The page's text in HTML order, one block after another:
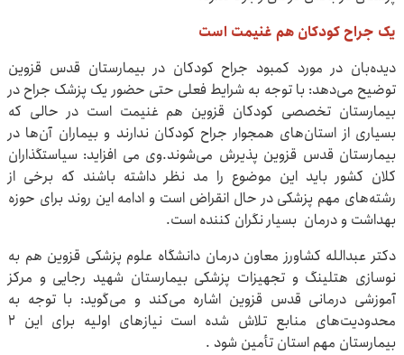
یک جراح کودکان هم غنیمت است
دیده‌بان در مورد کمبود جراح کودکان در بیمارستان قدس قزوین
توضیح می‌دهد: با توجه به شرایط فعلی حتی حضور یک پزشک جراح در
بیمارستان تخصصی کودکان قزوین هم غنیمت است در حالی که
بسیاری از استان‌های همجوار جراح کودکان ندارند و بیماران آن‌ها در
بیمارستان قدس قزوین پذیرش می‌شوند.وی می افزاید: سیاستگذاران
کلان کشور باید این موضوع را مد نظر داشته باشند که برخی از
رشته‌های مهم پزشکی در حال انقراض است و ادامه این روند برای حوزه
بهداشت و درمان بسیار نگران کننده است.
دکتر عبدالله کشاورز معاون درمان دانشگاه علوم پزشکی قزوین هم به
نوسازی هتلینگ و تجهیزات پزشکی بیمارستان شهید رجایی و مرکز
آموزشی درمانی قدس قزوین اشاره می‌کند و می‌گوید: با توجه به
محدودیت‌های منابع تلاش شده است نیازهای اولیه برای این 2
بیمارستان مهم استان تأمین شود .